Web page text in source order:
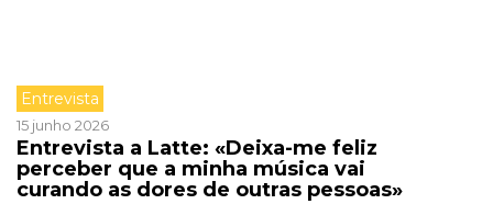
Entrevista
15 junho 2026
Entrevista a Latte: «Deixa-me feliz
perceber que a minha música vai
curando as dores de outras pessoas»